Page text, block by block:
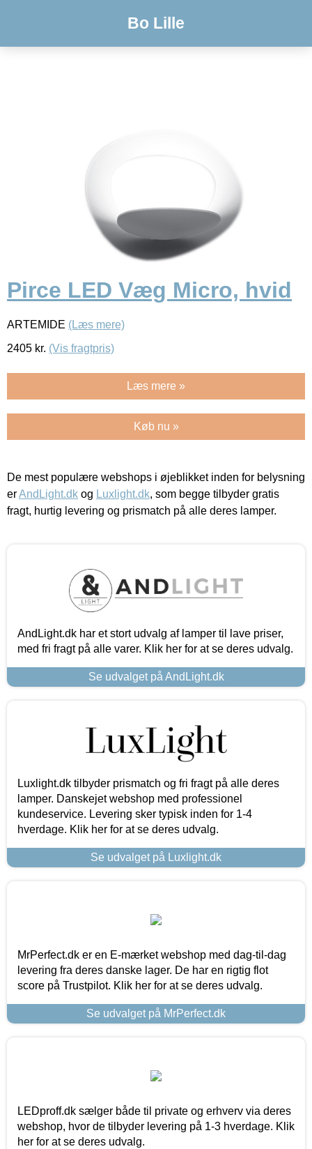
Bo Lille
Pirce LED Væg Micro, hvid
ARTEMIDE (Læs mere)
2405 kr. (Vis fragtpris)
Læs mere »
Køb nu »
De mest populære webshops i øjeblikket inden for belysning
erAndLight.dk og Luxlight.dk, som begge tilbyder gratis
fragt, hurtig levering og prismatch på alle deres lamper.
AndLight.dk har et stort udvalg af lamper til lave priser,
med fri fragt på alle varer. Klik her for at se deres udvalg.
Se udvalget på AndLight.dk
Luxlight.dk tilbyder prismatch og fri fragt på alle deres
lamper. Danskejet webshop med professionel
kundeservice. Levering sker typisk inden for 1-4
hverdage. Klik her for at se deres udvalg.
Se udvalget på Luxlight.dk
MrPerfect.dk er en E-mærket webshop med dag-til-dag
levering fra deres danske lager. De har en rigtig flot
score på Trustpilot. Klik her for at se deres udvalg.
Se udvalget på MrPerfect.dk
LEDproff.dk sælger både til private og erhverv via deres
webshop, hvor de tilbyder levering på 1-3 hverdage. Klik
her for at se deres udvalg.